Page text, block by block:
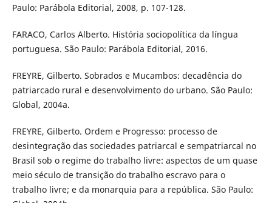
Paulo: Parábola Editorial, 2008, p. 107-128.
FARACO, Carlos Alberto. História sociopolítica da língua
portuguesa. São Paulo: Parábola Editorial, 2016.
FREYRE, Gilberto. Sobrados e Mucambos: decadência do
patriarcado rural e desenvolvimento do urbano. São Paulo:
Global, 2004a.
FREYRE, Gilberto. Ordem e Progresso: processo de
desintegração das sociedades patriarcal e sempatriarcal no
Brasil sob o regime do trabalho livre: aspectos de um quase
meio século de transição do trabalho escravo para o
trabalho livre; e da monarquia para a república. São Paulo: